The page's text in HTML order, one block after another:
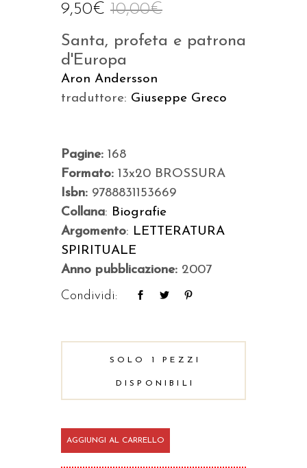
10,00€
9,50€
Santa, profeta e patrona
d'Europa
Aron Andersson
traduttore: Giuseppe Greco
Pagine: 168
Formato: 13x20 BROSSURA
Isbn: 9788831153669
Collana: Biografie
Argomento: LETTERATURA
SPIRITUALE
Anno pubblicazione: 2007
Condividi:
SOLO 1 PEZZI
DISPONIBILI
Brigida
di
AGGIUNGI AL CARRELLO